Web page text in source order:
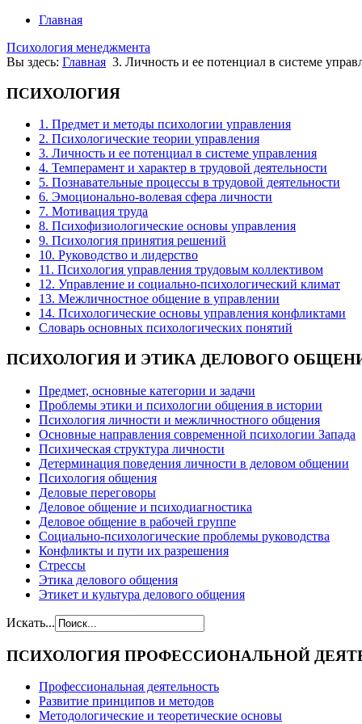
Главная
Психология менеджмента
Вы здесь: Главная 3. Личность и ее потенциал в системе
ПСИХОЛОГИЯ
1. Предмет и методы психологии управления
2. Психологические теории управления
3. Личность и ее потенциал в системе управления
4. Темперамент и характер в трудовой деятельности
5. Познавательные процессы в трудовой деятельности
6. Эмоционально-волевая сфера личности
7. Мотивация труда
8. Психофизиологические основы управления
9. Психология принятия решений
10. Руководство и лидерство
11. Психология управления трудовым коллективом
12. Управление и социально-психологический климат
13. Межличностное общение в управлении
14. Психологические основы управления конфликтами
Словарь основных психологических понятий
ПСИХОЛОГИЯ И ЭТИКА ДЕЛОВОГО
Предмет, основные категории и задачи
Проблемы этики и психологии общения в истории
Психология личности и межличностного общения
Основные направления современной психологии Запада
Психическая структура личности
Детерминация поведения личности в деловом общении
Психология общения
Деловые переговоры
Деловое общение и психодиагностика
Деловое общение в рабочей группе
Cоциально-психологические проблемы руководства
Конфликты и пути их разрешения
Стрессы
Этика делового общения
Этикет и культура делового общения
Искать...
ПСИХОЛОГИЯ ПРОФЕССИОНАЛЬНОЙ
Профессиональная деятельность
Развитие принципов и методов
Методологические и теоретические основы